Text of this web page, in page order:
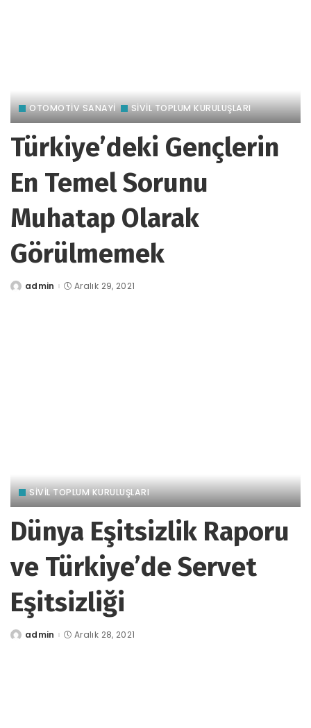
OTOMOTIV SANAYI SİVİL TOPLUM KURULUŞLARI
Türkiye’deki Gençlerin
En Temel Sorunu
Muhatap Olarak
Görülmemek
tarafından
admin Aralık 29, 2021
SİVİL TOPLUM KURULUŞLARI
Dünya Eşitsizlik Raporu
ve Türkiye’de Servet
Eşitsizliği
tarafından
admin Aralık 28, 2021